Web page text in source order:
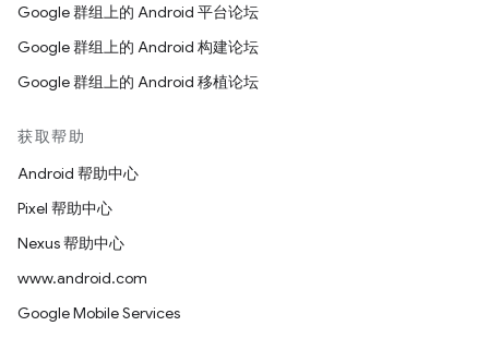
Google 群组上的 Android 平台论坛
Google 群组上的 Android 构建论坛
Google 群组上的 Android 移植论坛
获取帮助
Android 帮助中心
Pixel 帮助中心
Nexus 帮助中心
www.android.com
Google Mobile Services